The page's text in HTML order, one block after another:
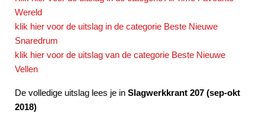
Wereld
klik hier voor de uitslag in de categorie Beste Nieuwe
Snaredrum
klik hier voor de uitslag van de categorie Beste Nieuwe
Vellen
De volledige uitslag lees je in Slagwerkkrant 207 (sep-okt
2018)